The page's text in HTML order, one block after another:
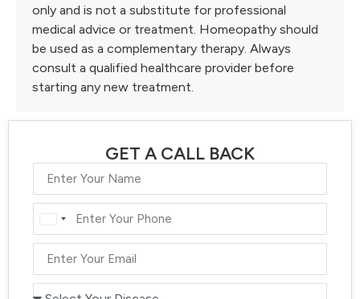
only and is not a substitute for professional
medical advice or treatment. Homeopathy should
be used as a complementary therapy. Always
consult a qualified healthcare provider before
starting any new treatment.
GET A CALL BACK
India
+91